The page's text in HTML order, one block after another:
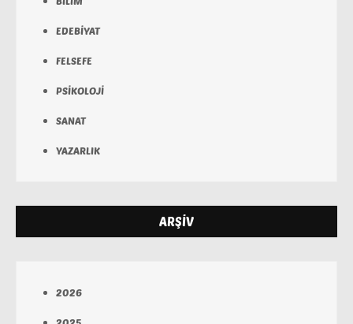
EDEBİYAT
FELSEFE
PSİKOLOJİ
SANAT
YAZARLIK
ARŞİV
2026